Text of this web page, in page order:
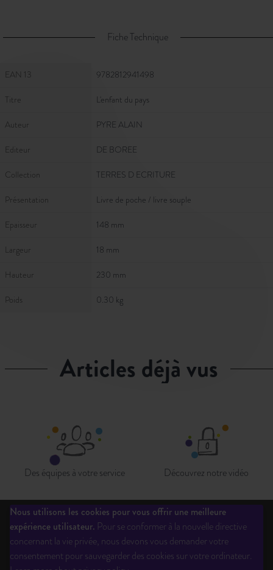
Nous utilisons les cookies pour vous offrir une meilleure
expérience utilisateur. Pour se conformer à la nouvelle directive
concernant la vie privée, nous devons vous demander votre
consentement pour sauvegarder des cookies sur votre ordinateur.
Fiche Technique
Fiche Technique
EAN 13 9782812941498
Titre L'enfant du pays
Auteur PYRE ALAIN
Editeur DE BOREE
Collection TERRES D ECRITURE
Présentation Livre de poche / livre souple
Epaisseur 148 mm
Largeur 18 mm
Hauteur 230 mm
Poids 0.30 kg
articles déjà vus
Des équipes à votre service Découvrez notre vidéo
Qui sommes-nous?Liste des éditeursInscription newsletter
Questions fréquentes CGVOuverture de compte Mentions légales
Contactez-NousTéléchargements